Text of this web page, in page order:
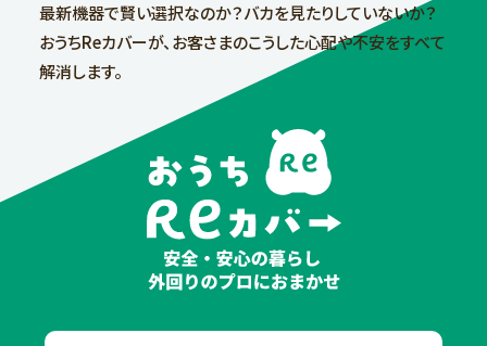
最新機器で賢い選択なのか？バカを見たりしていないか？
おうちReカバーが、お客さまのこうした心配や不安をすべて
解消します。